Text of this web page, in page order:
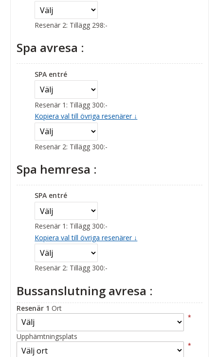
Resenär 2: Tillägg 298:-
Spa avresa :
SPA entré
Resenär 1: Tillägg 300:-
Kopiera val till övriga resenärer ↓
Resenär 2: Tillägg 300:-
Spa hemresa :
SPA entré
Resenär 1: Tillägg 300:-
Kopiera val till övriga resenärer ↓
Resenär 2: Tillägg 300:-
Bussanslutning avresa :
Resenär 1 Ort
*
Upphämtningsplats
*